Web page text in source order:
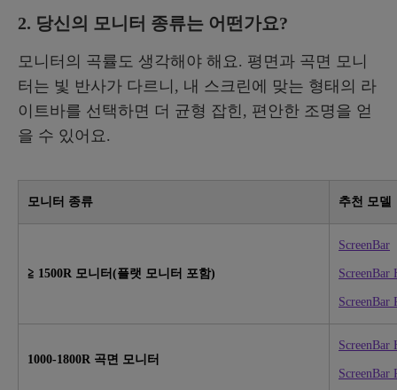
2. 당신의 모니터 종류는 어떤가요?
모니터의 곡률도 생각해야 해요. 평면과 곡면 모니
터는 빛 반사가 다르니, 내 스크린에 맞는 형태의 라
이트바를 선택하면 더 균형 잡힌, 편안한 조명을 얻
을 수 있어요.
모니터 종류 추천 모델
≧ 1500R 모니터(플랫 모니터 포함)
ScreenBar
ScreenBar
ScreenBar
1000-1800R 곡면 모니터
ScreenBar
ScreenBar